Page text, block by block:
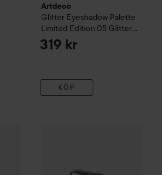
Artdeco
Glitter Eyeshadow Palette
Limited Edition 05 Glitter
goddess
319 kr
KÖP